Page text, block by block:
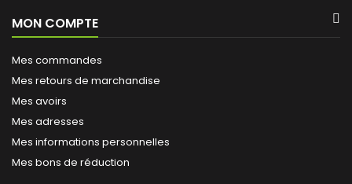
MON COMPTE
Mes commandes
Mes retours de marchandise
Mes avoirs
Mes adresses
Mes informations personnelles
Mes bons de réduction